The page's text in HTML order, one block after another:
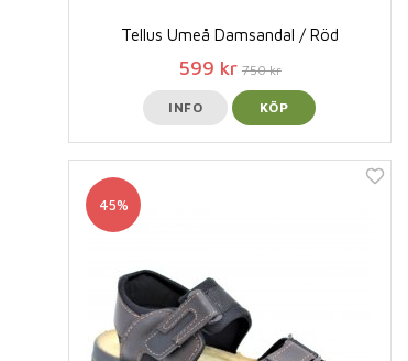
Tellus Umeå Damsandal / Röd
599 kr 750 kr
INFO KÖP
45%